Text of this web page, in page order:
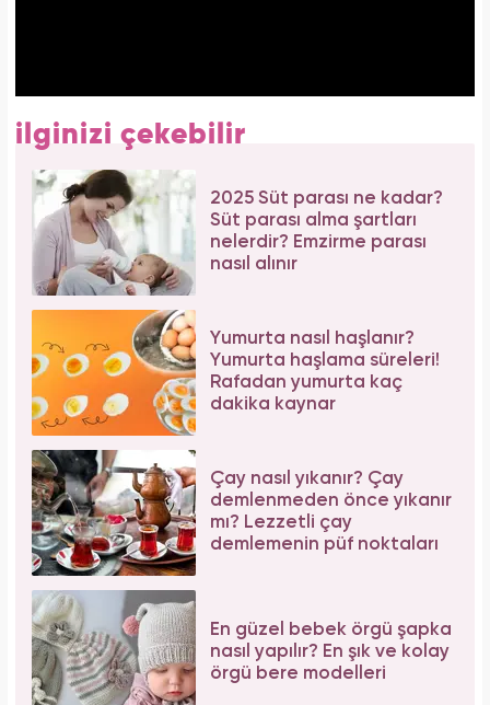
ilginizi çekebilir
2025 Süt parası ne kadar?
Süt parası alma şartları
nelerdir? Emzirme parası
nasıl alınır
Yumurta nasıl haşlanır?
Yumurta haşlama süreleri!
Rafadan yumurta kaç
dakika kaynar
Çay nasıl yıkanır? Çay
demlenmeden önce yıkanır
mı? Lezzetli çay
demlemenin püf noktaları
En güzel bebek örgü şapka
nasıl yapılır? En şık ve kolay
örgü bere modelleri